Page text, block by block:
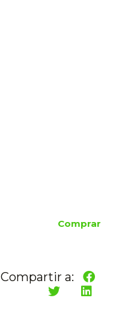
Comprar
Compartir a: